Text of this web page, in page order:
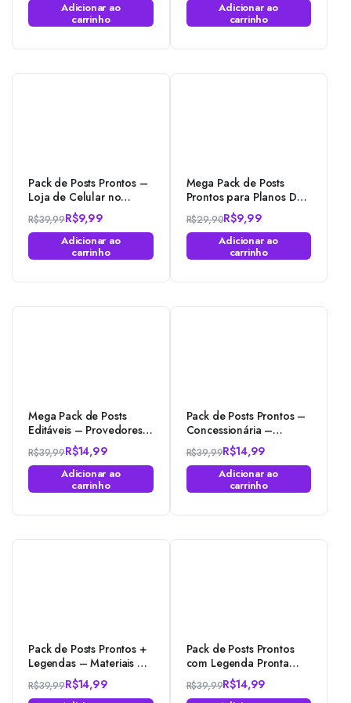
era:
é:
Adicionar ao
carrinho
era:
é:
Adicionar ao
carrinho
Pack de Posts Prontos –
Loja de Celular no
Photoshop
R$39,99
O
era:
R$9,99
O
é:
Adicionar ao
carrinho
Mega Pack de Posts
Prontos para Planos De
IPTV para o Photoshop
R$29,90
O
era:
R$9,99
O
é:
Adicionar ao
carrinho
Mega Pack de Posts
Editáveis – Provedores e
Revenda de Internet –
Photoshop
R$39,99
O
era:
R$14,99
O
é:
Adicionar ao
carrinho
Pack de Posts Prontos –
Concessionária –
Revendedora de carros
usados
R$39,99
O
era:
R$14,99
O
é:
Adicionar ao
carrinho
Pack de Posts Prontos +
Legendas – Materiais de
Construção no
Photoshop
R$39,99
O
R$14,99
O
Pack de Posts Prontos
com Legenda Pronta
para Imobiliária –
Corretoras de Imóveis –
R$39,99
O
R$14,99
O